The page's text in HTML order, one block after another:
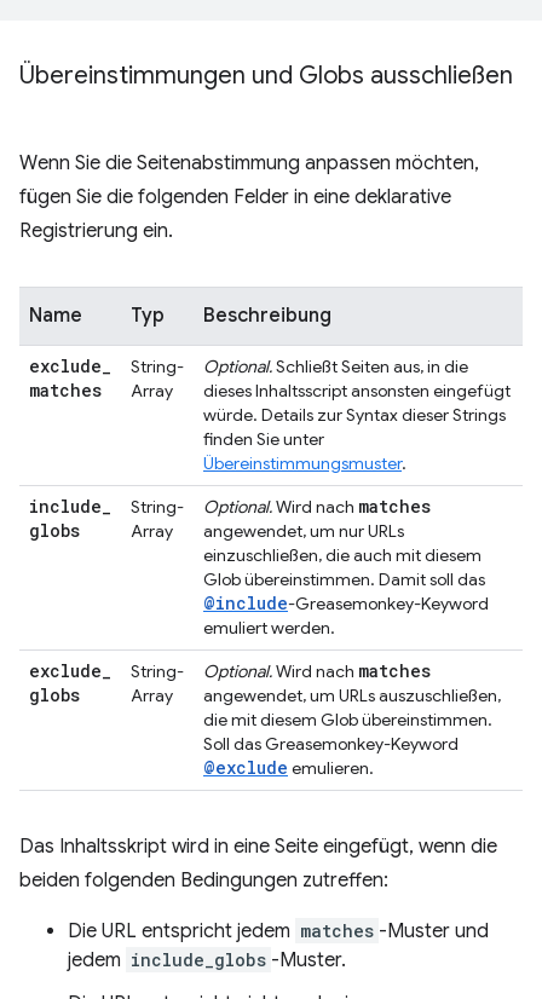
Übereinstimmungen und Globs ausschließen
Wenn Sie die Seitenabstimmung anpassen möchten,
fügen Sie die folgenden Felder in eine deklarative
Registrierung ein.
Name Typ Beschreibung
exclude_
matches
String-
Array
Optional.Schließt Seiten aus, in die
dieses Inhaltsscript ansonsten eingefügt
würde. Details zur Syntax dieser Strings
finden Sie unter
Übereinstimmungsmuster.
include_
globs
String-
Array
Optional.Wird nach matches
angewendet, um nur URLs
einzuschließen, die auch mit diesem
Glob übereinstimmen. Damit soll das
@include-Greasemonkey-Keyword
emuliert werden.
exclude_
globs
String-
Array
Optional.Wird nach matches
angewendet, um URLs auszuschließen,
die mit diesem Glob übereinstimmen.
Soll das Greasemonkey-Keyword
@exclude emulieren.
Das Inhaltsskript wird in eine Seite eingefügt, wenn die
beiden folgenden Bedingungen zutreffen:
Die URL entspricht jedem matches -Muster und
jedem include_globs -Muster.